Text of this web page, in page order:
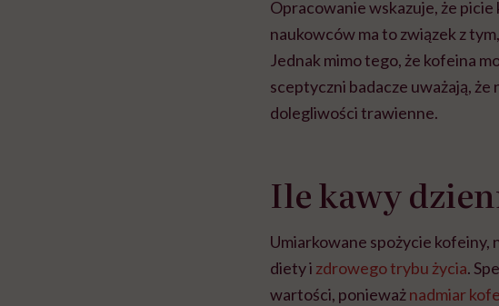
Opracowanie wskazuje, że
naukowców ma to związek z
Jednak mimo tego, że kofeina
sceptyczni badacze uważają,
dolegliwości trawienne.
Ile kawy
Umiarkowane spożycie kofeiny,
diety i zdrowego trybu życia.
wartości, ponieważnadmiar